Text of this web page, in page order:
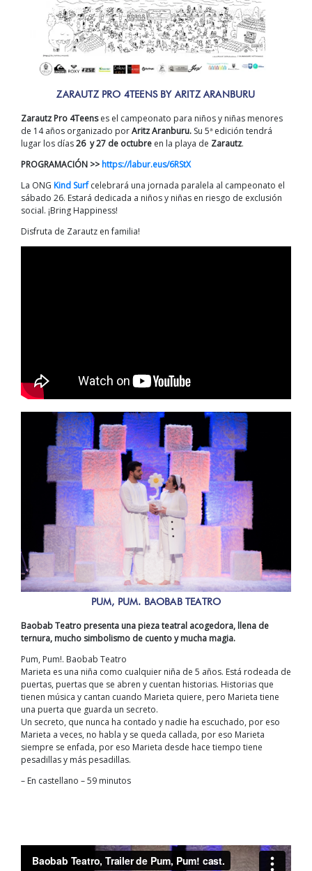
ZARAUTZ PRO 4TEENS BY ARITZ ARANBURU
Zarautz Pro 4Teenses el campeonato para niños y niñas menores
de 14 años organizado porAritz Aranburu. Su 5ª edición tendrá
lugar los días26 y 27 de octubre en la playa de Zarautz.
PROGRAMACIÓN >> https://labur.eus/6RStX
La ONG Kind Surf celebrará una jornada paralela al campeonato el
sábado 26. Estará dedicada a niños y niñas en riesgo de exclusión
social. ¡Bring Happiness!
Disfruta de Zarautz en familia!
PUM, PUM. BAOBAB TEATRO
Baobab Teatro presenta una pieza teatral acogedora, llena de
ternura, mucho simbolismo de cuento y mucha magia.
Pum, Pum!. Baobab Teatro
Marieta es una niña como cualquier niña de 5 años. Está rodeada de
puertas, puertas que se abren y cuentan historias. Historias que
tienen música y cantan cuando Marieta quiere, pero Marieta tiene
una puerta que guarda un secreto.
Un secreto, que nunca ha contado y nadie ha escuchado, por eso
Marieta a veces, no habla y se queda callada, por eso Marieta
siempre se enfada, por eso Marieta desde hace tiempo tiene
pesadillas y más pesadillas.
– En castellano – 59 minutos